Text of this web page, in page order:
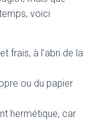
voici
frais, à l’abri de la
ou du papier
hermétique, car